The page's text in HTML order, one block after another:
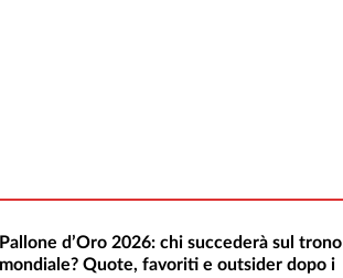
Pallone d’Oro 2026: chi succederà sul trono
mondiale? Quote, favoriti e outsider dopo i